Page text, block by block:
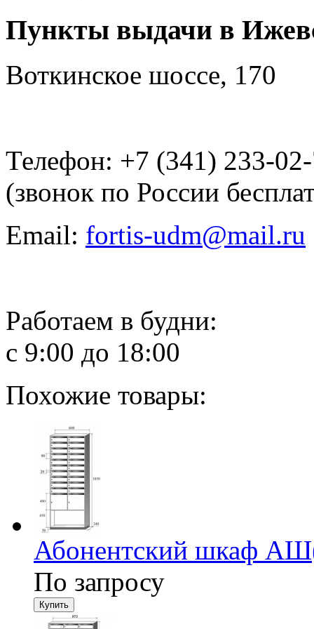
Пункты выдачи в
Воткинское шоссе, 170
Телефон: +7 (341) 233-
(звонок по России
Email: fortis-udm@mail.ru
Работаем в будни:
с 9:00 до 18:00
Похожие товары:
Абонентский шкаф
По запросу